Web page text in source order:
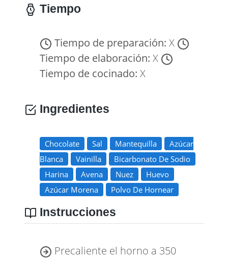
Tiempo
Tiempo de preparación: X
Tiempo de elaboración: X
Tiempo de cocinado: X
Ingredientes
Chocolate Sal Mantequilla
Azúcar
Blanca
Vainilla
Bicarbonato De Sodio
Harina
Avena Nuez
Huevo
Azúcar Morena
Polvo De Hornear
Instrucciones
Precaliente el horno a 350